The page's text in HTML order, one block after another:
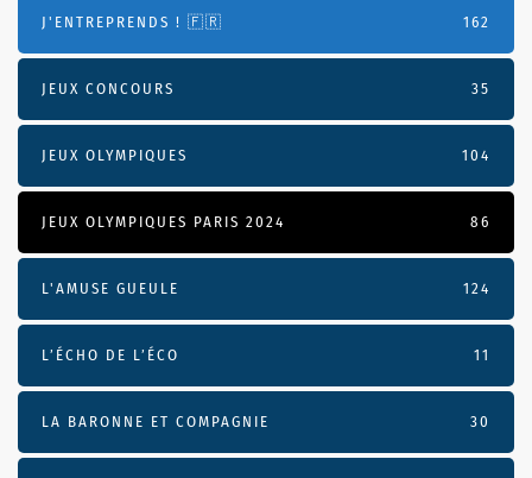
J'ENTREPRENDS ! 🇫🇷 162
JEUX CONCOURS 35
JEUX OLYMPIQUES 104
JEUX OLYMPIQUES PARIS 2024 86
L'AMUSE GUEULE 124
L’ÉCHO DE L’ÉCO 11
LA BARONNE ET COMPAGNIE 30